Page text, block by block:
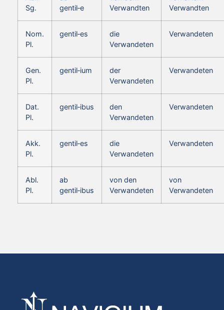
Sg.
gentil‑e
Verwandten
Verwandten
Nom.
Pl.
gentil‑es
die
Verwandeten
Verwandeten
Gen.
Pl.
gentil‑ium
der
Verwandeten
Verwandeten
Dat.
Pl.
gentil‑ibus
den
Verwandeten
Verwandeten
Akk.
Pl.
gentil‑es
die
Verwandeten
Verwandeten
Abl.
Pl.
ab
gentil‑ibus
von den
Verwandeten
von
Verwandeten